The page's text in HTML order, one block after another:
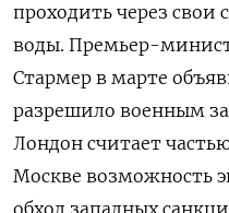
проходить через свои
воды. Премьер-
Стармер в ​марте
разрешило военным
Лондон считает
Москве возможность